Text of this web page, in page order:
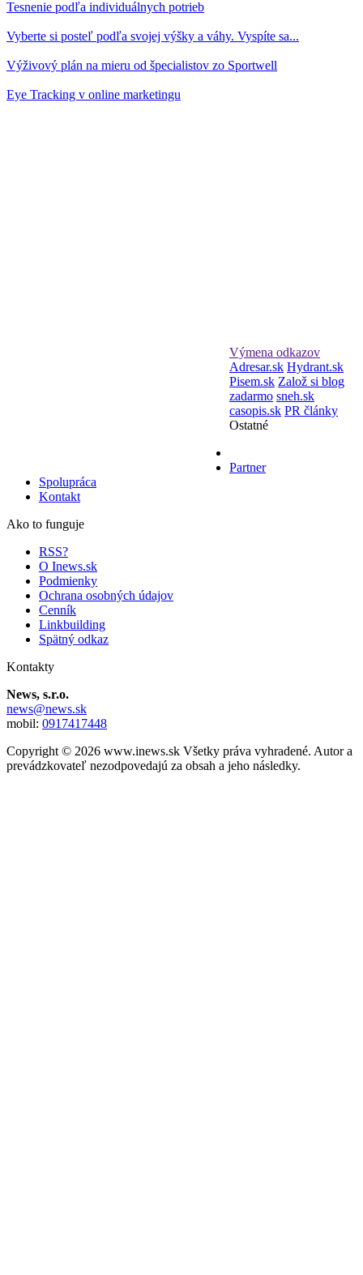
Tesnenie podľa individuálnych potrieb
Vyberte si posteľ podľa svojej výšky a váhy. Vyspíte sa...
Výživový plán na mieru od špecialistov zo Sportwell
Eye Tracking v online marketingu
Výmena odkazov
Adresar.sk Hydrant.sk
Pisem.sk Založ si blog
zadarmo sneh.sk
casopis.sk PR články
Ostatné
Partner
Spolupráca
Kontakt
Ako to funguje
RSS?
O Inews.sk
Podmienky
Ochrana osobných údajov
Cenník
Linkbuilding
Spätný odkaz
Kontakty
News, s.r.o.
news@news.sk
mobil: 0917417448
Copyright © 2026 www.inews.sk Všetky práva vyhradené. Autor a
prevádzkovateľ nezodpovedajú za obsah a jeho následky.